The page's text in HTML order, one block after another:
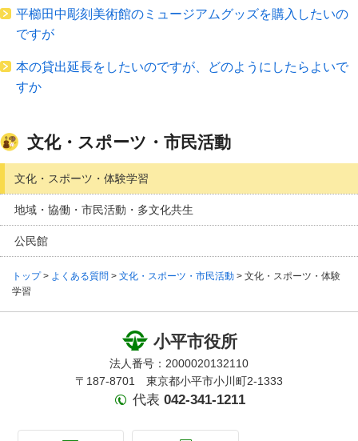
平櫛田中彫刻美術館のミュージアムグッズを購入したいの
ですが
本の貸出延長をしたいのですが、どのようにしたらよいで
すか
文化・スポーツ・市民活動
文化・スポーツ・体験学習
地域・協働・市民活動・多文化共生
公民館
トップ> よくある質問 > 文化・スポーツ・市民活動 > 文化・スポーツ・体験
学習
小平市役所
法人番号：2000020132110
〒187-8701 東京都小平市小川町2-1333
代表 042-341-1211